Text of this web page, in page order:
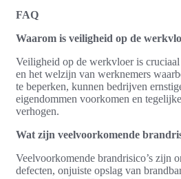
FAQ
Waarom is veiligheid op de
Veiligheid op de werkvloer is
en het welzijn van werknemers
te beperken, kunnen bedrijven
eigendommen voorkomen en
verhogen.
Wat zijn veelvoorkomende
Veelvoorkomende brandrisico’s zijn
defecten, onjuiste opslag van